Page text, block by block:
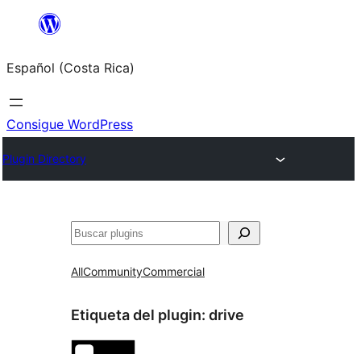
Saltar
contenido
Español (Costa Rica)
Consigue WordPress
Plugin Directory
Buscar
AllCommunityCommercial
Etiqueta del plugin: drive